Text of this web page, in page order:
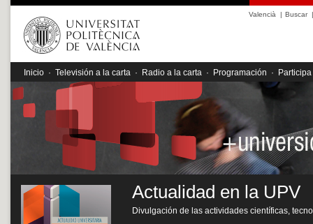
Valencià | Buscar|
Inicio · Televisión a la carta · Radio a la carta · Programación · Participa
Actualidad en la UPV
Divulgación de las actividades científicas,